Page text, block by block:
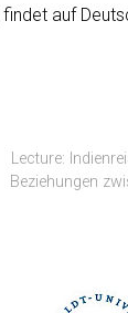
auf
Lecture:
Beziehungen